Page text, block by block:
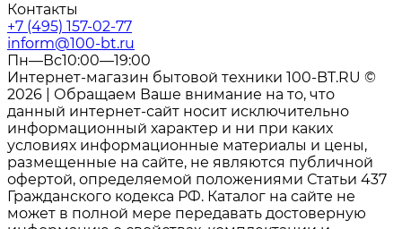
Контакты
+7 (495) 157-02-77
inform@100-bt.ru
Пн—Вс10:00—19:00
Интернет-магазин бытовой техники 100-BT.RU ©
2026 | Обращаем Ваше внимание на то, что
данный интернет-сайт носит исключительно
информационный характер и ни при каких
условиях информационные материалы и цены,
размещенные на сайте, не являются публичной
офертой, определяемой положениями Статьи 437
Гражданского кодекса РФ. Каталог на сайте не
может в полной мере передавать достоверную